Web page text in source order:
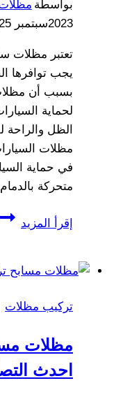
بواسطة
2023سبتمبر 25, 2023
تعتبر مظلات
يجب توافرها
بسبب أن
لحماية
الظل والراحة
مظلات
في حماية
متحركة
إقرأ المزيد
تركيب مظلات
مظلات
احدث